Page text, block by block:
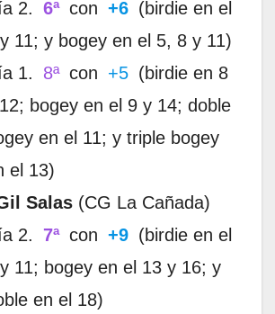
2. 6ª con +6 (birdie en el
11; y bogey en el 5, 8 y 11)
1.
8ª con +5 (birdie en 8
bogey en el 9 y 14; doble
en el 11; y triple bogey
el 13)
Salas (CG La Cañada)
2. 7ª con +9 (birdie en el
11; bogey en el 13 y 16; y
en el 18)